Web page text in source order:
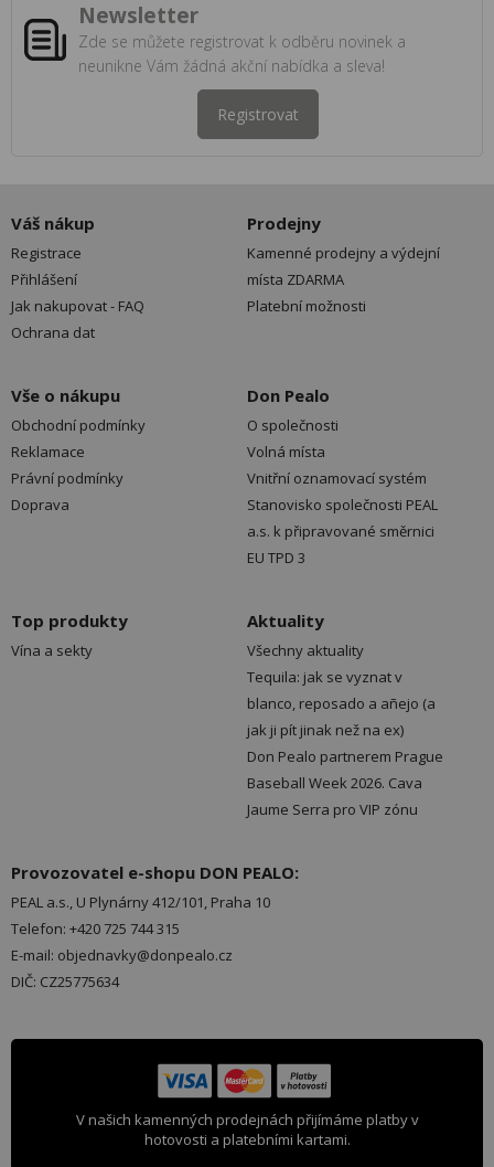
Newsletter
Zde se můžete registrovat k odběru novinek a
neunikne Vám žádná akční nabídka a sleva!
Registrovat
Váš nákup
Registrace
Přihlášení
Jak nakupovat - FAQ
Ochrana dat
Prodejny
Kamenné prodejny a výdejní
místa ZDARMA
Platební možnosti
Vše o nákupu
Obchodní podmínky
Reklamace
Právní podmínky
Doprava
Don Pealo
O společnosti
Volná místa
Vnitřní oznamovací systém
Stanovisko společnosti PEAL
a.s. k připravované směrnici
EU TPD 3
Top produkty
Vína a sekty
Aktuality
Všechny aktuality
Tequila: jak se vyznat v
blanco, reposado a añejo (a
jak ji pít jinak než na ex)
Don Pealo partnerem Prague
Baseball Week 2026. Cava
Jaume Serra pro VIP zónu
Provozovatel e-shopu DON PEALO:
PEAL a.s., U Plynárny 412/101, Praha 10
Telefon: +420 725 744 315
E-mail: objednavky@donpealo.cz
DIČ: CZ25775634
V našich kamenných prodejnách přijímáme platby v
hotovosti a platebními kartami.